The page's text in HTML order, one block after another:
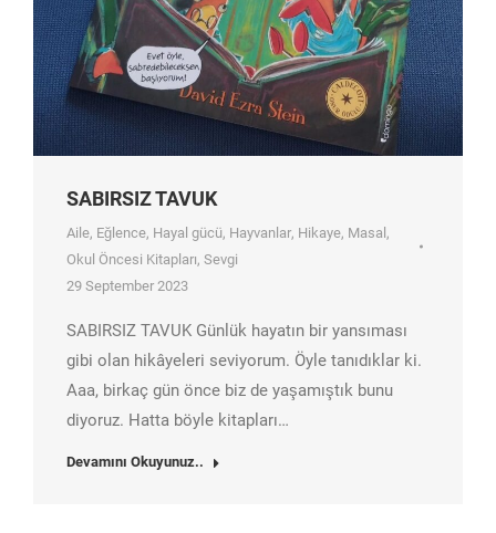
SABIRSIZ TAVUK
Aile, Eğlence, Hayal gücü, Hayvanlar, Hikaye, Masal ,
Okul Öncesi Kitapları, Sevgi
29 September 2023
SABIRSIZ TAVUK Günlük hayatın bir yansıması
gibi olan hikâyeleri seviyorum. Öyle tanıdıklar ki.
Aaa, birkaç gün önce biz de yaşamıştık bunu
diyoruz. Hatta böyle kitapları…
Devamını Okuyunuz..